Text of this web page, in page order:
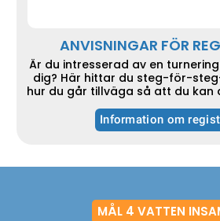
ANVISNINGAR FÖR
Är du intresserad av en
dig? Här hittar du steg-för-
hur du går tillväga så att du kan
Information om
MÅL 4 VATTEN